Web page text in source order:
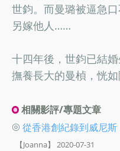
世鈞。而曼璐被逼急
另嫁他人……
十四年後，世鈞已結
撫養長大的曼楨，恍
相關影評/專題文章
◎ 從香港創紀錄到威尼
【Joanna】 2020-07-31